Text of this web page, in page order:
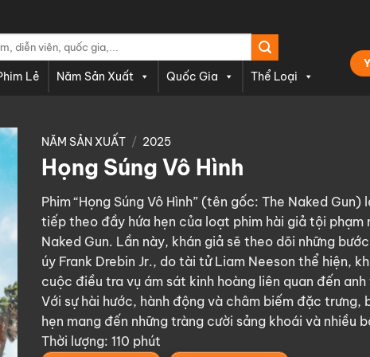
Lẻ Năm Sản Xuất Quốc Gia Thể Loại
NĂM SẢN XUẤT / 2025
Họng Súng Vô Hình
Phim “Họng Súng Vô Hình” (tên gốc: The Naked Gun)
tiếp theo đầy hứa hẹn của loạt phim hài giả tội phạm
Naked Gun. Lần này, khán giả sẽ theo dõi những
úy Frank Drebin Jr., do tài tử Liam Neeson thể hiện,
cuộc điều tra vụ ám sát kinh hoàng liên quan đến
Với sự hài hước, hành động và châm biếm đặc trưng,
hẹn mang đến những tràng cười sảng khoái và nhiều
Thời lượng: 110 phút